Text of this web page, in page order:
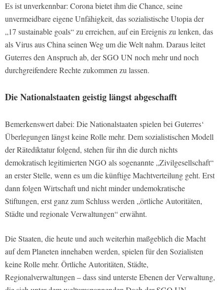
Es ist unverkennbar: Corona bietet ihm die Chance, seine
unvermeidbare eigene Unfähigkeit, das sozialistische Utopia der
„17 sustainable goals“ zu erreichen, auf ein Ereignis zu lenken, das
als Virus aus China seinen Weg um die Welt nahm. Daraus leitet
Guterres den Anspruch ab, der SGO UN noch mehr und noch
durchgreifendere Rechte zukommen zu lassen.
Die Nationalstaaten geistig längst abgeschafft
Bemerkenswert dabei: Die Nationalstaaten spielen bei Guterres‘
Überlegungen längst keine Rolle mehr. Dem sozialistischen Modell
der Rätediktatur folgend, stehen für ihn die durch nichts
demokratisch legitimierten NGO als sogenannte „Zivilgesellschaft“
an erster Stelle, wenn es um die künftige Machtverteilung geht. Erst
dann folgen Wirtschaft und nicht minder undemokratische
Stiftungen, erst ganz zum Schluss werden „örtliche Autoritäten,
Städte und regionale Verwaltungen“ erwähnt.
Die Staaten, die heute und auch weiterhin maßgeblich die Macht
auf dem Planeten innehaben werden, spielen für den Sozialisten
keine Rolle mehr. Örtliche Autoritäten, Städte,
Regionalverwaltungen – dass sind unterste Ebenen der Verwaltung,